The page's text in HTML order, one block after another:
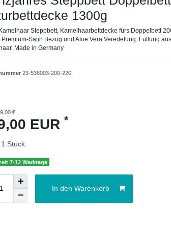
1300g
Steppbett, Kamelhaarbettdecke fürs Doppelbett
Premium-Satin Bezug und Aloe Vera Veredelung. Füllung
Made in Germany
23-536003-200-220
€
EUR *
1 Stück
7-12 Werktage
In den Warenkorb